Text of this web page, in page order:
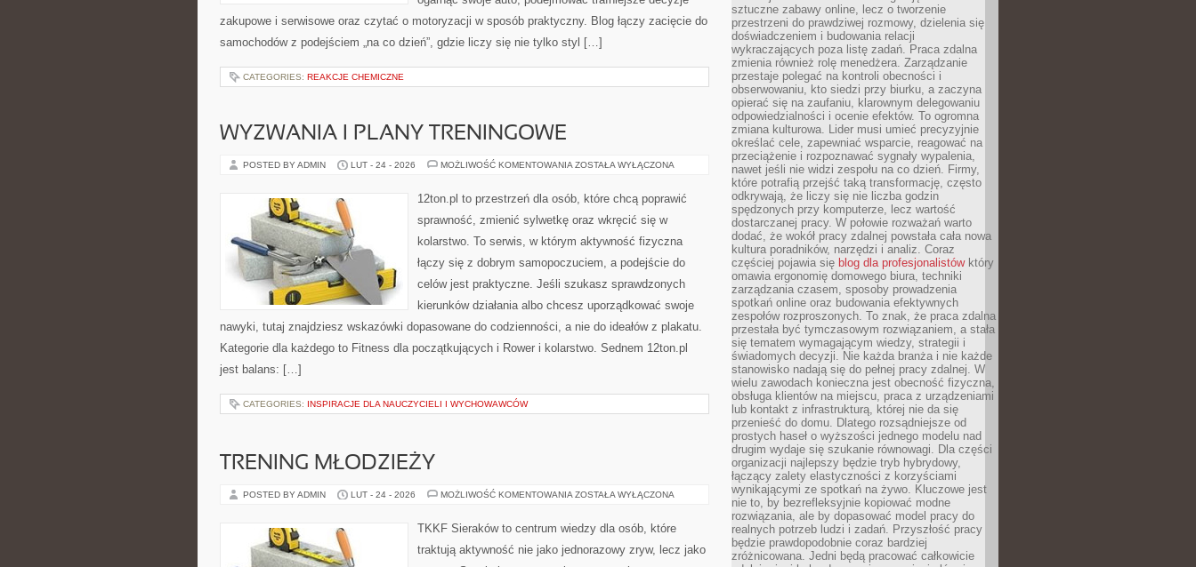
zakupowe i serwisowe oraz czytać o motoryzacji w sposób praktyczny. Blog łączy zacięcie do
samochodów z podejściem „na co dzień”, gdzie liczy się nie tylko styl […]
CATEGORIES: REAKCJE CHEMICZNE
WYZWANIA I PLANY TRENINGOWE
POSTED BY ADMIN LUT - 24 - 2026 MOŻLIWOŚĆ KOMENTOWANIA WYZWANIA
TRENINGOWE
ZOSTAŁA WYŁĄCZONA
12ton.pl to przestrzeń dla osób, które chcą poprawić
sprawność, zmienić sylwetkę oraz wkręcić się w
kolarstwo. To serwis, w którym aktywność fizyczna
łączy się z dobrym samopoczuciem, a podejście do
celów jest praktyczne. Jeśli szukasz sprawdzonych
kierunków działania albo chcesz uporządkować swoje
nawyki, tutaj znajdziesz wskazówki dopasowane do codzienności, a nie do ideałów z plakatu.
Kategorie dla każdego to Fitness dla początkujących i Rower i kolarstwo. Sednem 12ton.pl
jest balans: […]
CATEGORIES: INSPIRACJE DLA NAUCZYCIELI I WYCHOWAWCÓW
TRENING MŁODZIEŻY
POSTED BY ADMIN LUT - 24 - 2026 MOŻLIWOŚĆ KOMENTOWANIA TRENING
ZOSTAŁA WYŁĄCZONA
TKKF Sieraków to centrum wiedzy dla osób, które
traktują aktywność nie jako jednorazowy zryw, lecz jako
sztuczne zabawy online, lecz o tworzenie
przestrzeni do prawdziwej rozmowy, dzielenia się
doświadczeniem i budowania relacji
wykraczających poza listę zadań. Praca zdalna
zmienia również rolę menedżera. Zarządzanie
przestaje polegać na kontroli obecności i
obserwowaniu, kto siedzi przy biurku, a zaczyna
opierać się na zaufaniu, klarownym delegowaniu
odpowiedzialności i ocenie efektów. To ogromna
zmiana kulturowa. Lider musi umieć precyzyjnie
określać cele, zapewniać wsparcie, reagować na
przeciążenie i rozpoznawać sygnały wypalenia,
nawet jeśli nie widzi zespołu na co dzień. Firmy,
które potrafią przejść taką transformację, często
odkrywają, że liczy się nie liczba godzin
spędzonych przy komputerze, lecz wartość
dostarczanej pracy. W połowie rozważań warto
dodać, że wokół pracy zdalnej powstała cała nowa
kultura poradników, narzędzi i analiz. Coraz
częściej pojawia się blog dla profesjonalistówktóry
omawia ergonomię domowego biura, techniki
zarządzania czasem, sposoby prowadzenia
spotkań online oraz budowania efektywnych
zespołów rozproszonych. To znak, że praca zdalna
przestała być tymczasowym rozwiązaniem, a stała
się tematem wymagającym wiedzy, strategii i
świadomych decyzji. Nie każda branża i nie każde
stanowisko nadają się do pełnej pracy zdalnej. W
wielu zawodach konieczna jest obecność fizyczna,
obsługa klientów na miejscu, praca z urządzeniami
lub kontakt z infrastrukturą, której nie da się
przenieść do domu. Dlatego rozsądniejsze od
prostych haseł o wyższości jednego modelu nad
drugim wydaje się szukanie równowagi. Dla części
organizacji najlepszy będzie tryb hybrydowy,
łączący zalety elastyczności z korzyściami
wynikającymi ze spotkań na żywo. Kluczowe jest
nie to, by bezrefleksyjnie kopiować modne
rozwiązania, ale by dopasować model pracy do
realnych potrzeb ludzi i zadań. Przyszłość pracy
będzie prawdopodobnie coraz bardziej
zróżnicowana. Jedni będą pracować całkowicie